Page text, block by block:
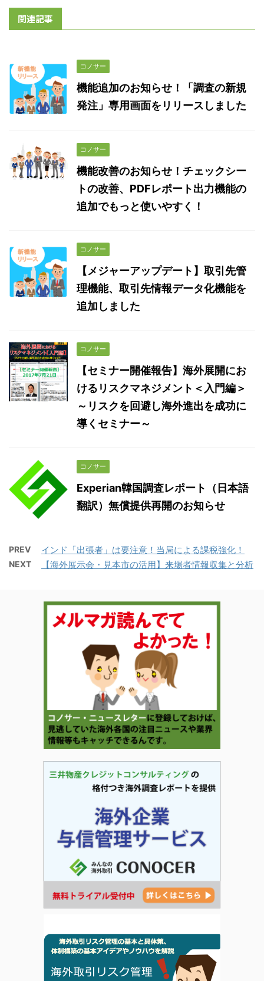
関連記事
コノサー
機能追加のお知らせ！「調査の新規
発注」専用画面をリリースしました
コノサー
機能改善のお知らせ！チェックシー
トの改善、PDFレポート出力機能の
追加でもっと使いやすく！
コノサー
【メジャーアップデート】取引先管
理機能、取引先情報データ化機能を
追加しました
コノサー
【セミナー開催報告】海外展開にお
けるリスクマネジメント＜入門編＞
～リスクを回避し海外進出を成功に
導くセミナー～
コノサー
Experian韓国調査レポート（日本語
翻訳）無償提供再開のお知らせ
PREV インド「出張者」は要注意！当局による課税強化！
NEXT 【海外展示会・見本市の活用】来場者情報収集と分析